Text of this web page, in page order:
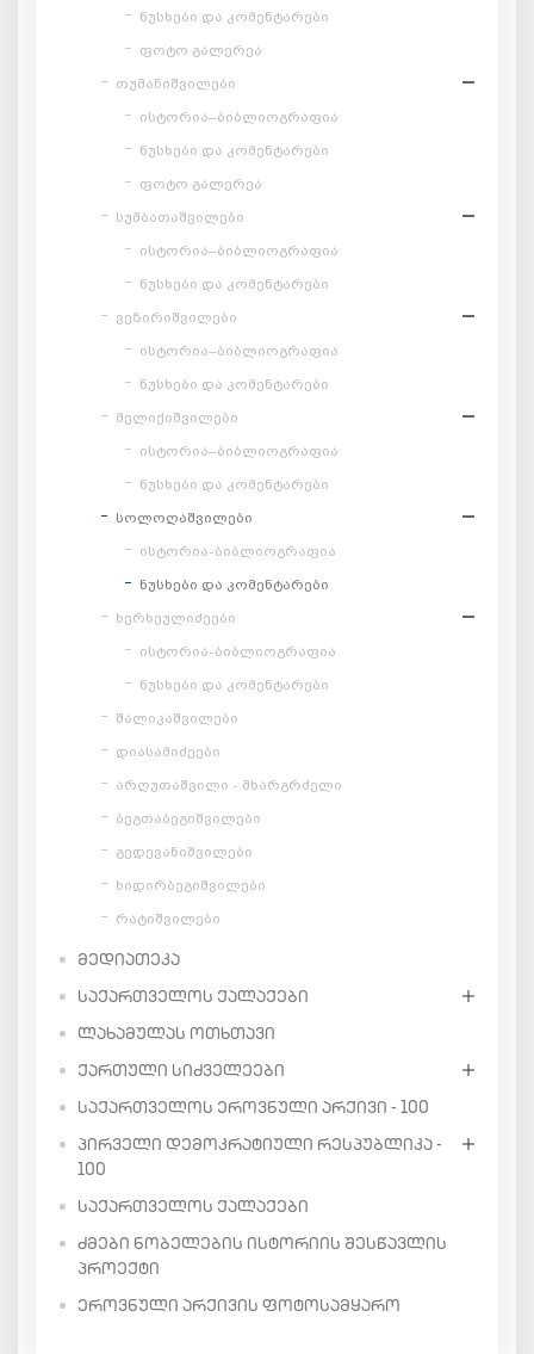
ნუსხები და კომენტარები
ფოტო გალერეა
თუმანიშვილები
ისტორია–ბიბლიოგრაფია
ნუსხები და კომენტარები
ფოტო გალერეა
სუმბათაშვილები
ისტორია–ბიბლიოგრაფია
ნუსხები და კომენტარები
ვეზირიშვილები
ისტორია–ბიბლიოგრაფია
ნუსხები და კომენტარები
მელიქიშვილები
ისტორია–ბიბლიოგრაფია
ნუსხები და კომენტარები
სოლოღაშვილები
ისტორია-ბიბლიოგრაფია
ნუსხები და კომენტარები
ხერხეულიძეები
ისტორია-ბიბლიოგრაფია
ნუსხები და კომენტარები
შალიკაშვილები
დიასამიძეები
არღუთაშვილი - მხარგრძელი
ბეგთაბეგიშვილები
გედევანიშვილები
ხიდირბეგიშვილები
რატიშვილები
ᲛᲔᲓᲘᲐᲗᲔᲙᲐ
ᲡᲐᲥᲐᲠᲗᲕᲔᲚᲝᲡ ᲥᲐᲚᲐᲥᲔᲑᲘ
ᲚᲐᲮᲐᲛᲣᲚᲐᲡ ᲝᲗᲮᲗᲐᲕᲘ
ᲥᲐᲠᲗᲣᲚᲘ ᲡᲘᲫᲕᲔᲚᲔᲔᲑᲘ
ᲡᲐᲥᲐᲠᲗᲕᲔᲚᲝᲡ ᲔᲠᲝᲕᲜᲣᲚᲘ ᲐᲠᲥᲘᲕᲘ - 100
ᲞᲘᲠᲕᲔᲚᲘ ᲓᲔᲛᲝᲙᲠᲐᲢᲘᲣᲚᲘ ᲠᲔᲡᲞᲣᲑᲚᲘᲙᲐ -
100
ᲡᲐᲥᲐᲠᲗᲕᲔᲚᲝᲡ ᲥᲐᲚᲐᲥᲔᲑᲘ
ᲫᲛᲔᲑᲘ ᲜᲝᲑᲔᲚᲔᲑᲘᲡ ᲘᲡᲢᲝᲠᲘᲘᲡ ᲨᲔᲡᲬᲐᲕᲚᲘᲡ
ᲞᲠᲝᲔᲥᲢᲘ
ᲔᲠᲝᲕᲜᲣᲚᲘ ᲐᲠᲥᲘᲕᲘᲡ ᲤᲝᲢᲝᲡᲐᲛᲧᲐᲠᲝ